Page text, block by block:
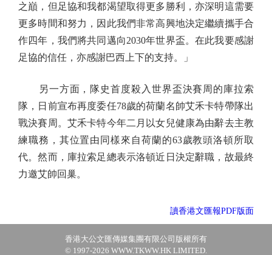
之巔，但足協和我都渴望取得更多勝利，亦深明這需要
更多時間和努力，因此我們非常高興地決定繼續攜手合
作四年，我們將共同邁向2030年世界盃。在此我要感謝
足協的信任，亦感謝巴西上下的支持。」
另一方面，隊史首度殺入世界盃決賽周的庫拉索
隊，日前宣布再度委任78歲的荷蘭名帥艾禾卡特帶隊出
戰決賽周。艾禾卡特今年二月以女兒健康為由辭去主教
練職務，其位置由同樣來自荷蘭的63歲教頭洛頓所取
代。然而，庫拉索足總表示洛頓近日決定辭職，故最終
力邀艾帥回巢。
讀香港文匯報PDF版面
香港大公文匯傳媒集團有限公司版權所有
© 1997-2026 WWW.TKWW.HK LIMITED.